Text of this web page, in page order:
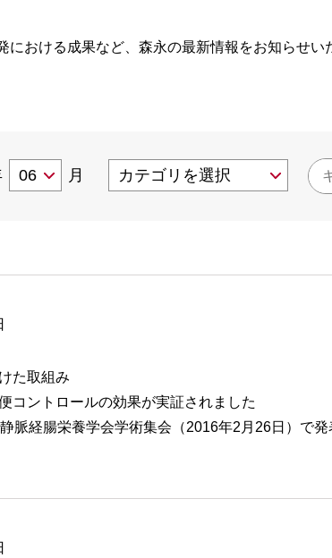
おける成果など、森永の最新情報をお知らせい
月
た取組み
コントロールの効果が実証されました
脈経腸栄養学会学術集会（2016年2月26日）で発